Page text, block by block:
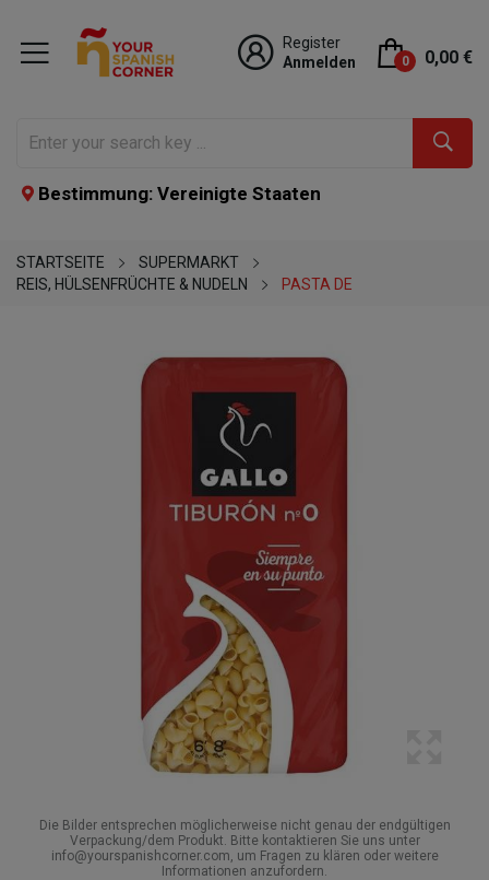
Register
Anmelden
0 0,00 €
Bestimmung: Vereinigte Staaten
STARTSEITE
SUPERMARKT
REIS, HÜLSENFRÜCHTE & NUDELN
PASTA DE
Die Bilder entsprechen möglicherweise nicht genau der endgültigen
Verpackung/dem Produkt. Bitte kontaktieren Sie uns unter
info@yourspanishcorner.com, um Fragen zu klären oder weitere
Informationen anzufordern.